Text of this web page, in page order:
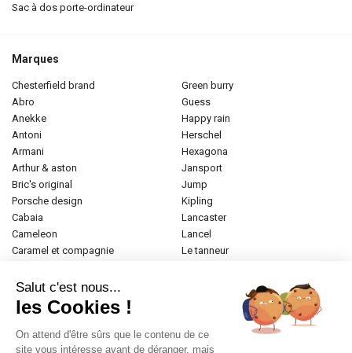
sac à dos porte-ordinateur
Marques
chesterfield brand
abro
anekke
antoni
armani
arthur & aston
bric's original
porsche design
cabaia
cameleon
caramel et compagnie
donna celi
eastpak
elite
emily & noah
esprit
green burry
guess
happy rain
herschel
hexagona
jansport
jump
kipling
lancaster
lancel
le tanneur
paul marius
samsonite
Salut c'est nous...
les Cookies !
On attend d'être sûrs que le contenu de ce
site vous intéresse avant de déranger, mais